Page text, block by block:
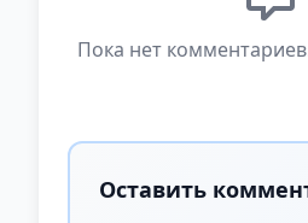
Пока нет
Оставить